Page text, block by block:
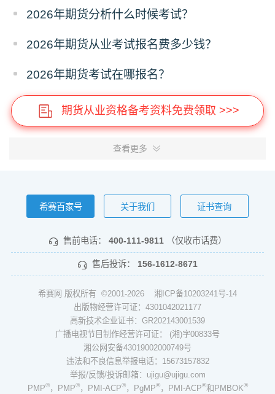
2026年期货分析什么时候考试？
2026年期货从业考试报名费多少钱？
2026年期货考试在哪报名？
期货从业资格备考资料免费领取 >>>
查看更多
希赛百家号 关于我们 证书查询
售前电话： 400-111-9811 （仅收市话费）
售后投诉： 156-1612-8671
希赛网 版权所有 ©2001-2026 湘ICP备10203241号-14
出版物经营许可证：4301042021177
高新技术企业证书：GR202143001539
广播电视节目制作经营许可证： (湘)字00833号
湘公网安备43019002000749号
违法和不良信息举报电话：15673157832
举报/反馈/投诉邮箱：ujigu@ujigu.com
PMP®，PMP®，PMI-ACP®，PgMP®，PMI-ACP®和PMBOK®